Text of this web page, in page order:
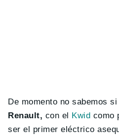
De momento no sabemos
Renault, con el Kwid como
ser el primer eléctrico